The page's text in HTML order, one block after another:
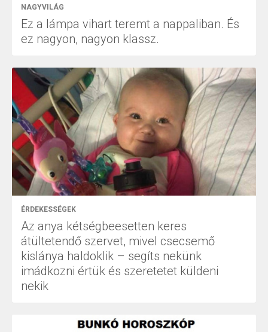
NAGYVILÁG
Ez a lámpa vihart teremt a nappaliban. És
ez nagyon, nagyon klassz.
ÉRDEKESSÉGEK
Az anya kétségbeesetten keres
átültetendő szervet, mivel csecsemő
kislánya haldoklik – segíts nekünk
imádkozni értük és szeretetet küldeni
nekik